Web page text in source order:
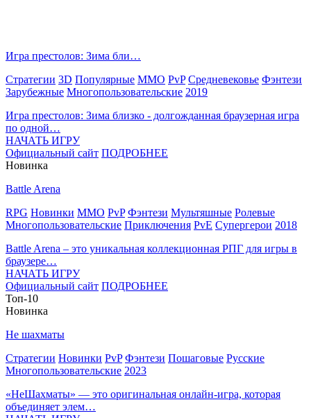
Игра престолов: Зима бли…
Стратегии 3D Популярные MMO PvP Средневековье Фэнтези
Зарубежные Многопользовательские 2019
Игра престолов: Зима близко - долгожданная браузерная игра
по одной…
НАЧАТЬ ИГРУ
Официальный сайт ПОДРОБНЕЕ
Новинка
Battle Arena
RPG Новинки MMO PvP Фэнтези Мультяшные Ролевые
Многопользовательские Приключения PvE Супергерои 2018
Battle Arena – это уникальная коллекционная РПГ для игры в
браузере…
НАЧАТЬ ИГРУ
Официальный сайт ПОДРОБНЕЕ
Топ-10
Новинка
Не шахматы
Стратегии Новинки PvP Фэнтези Пошаговые Русские
Многопользовательские 2023
«НеШахматы» — это оригинальная онлайн-игра, которая
объединяет элем…